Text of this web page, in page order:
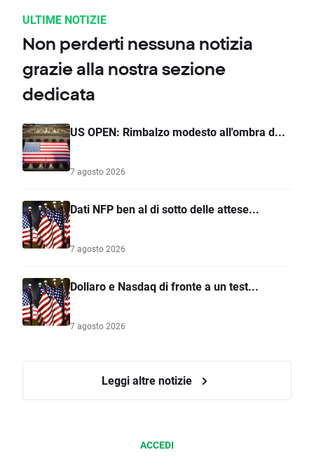
ULTIME NOTIZIE
Non perderti nessuna notizia
grazie alla nostra sezione
dedicata
US OPEN: Rimbalzo modesto all'ombra d...
7 agosto 2026
Dati NFP ben al di sotto delle attese...
7 agosto 2026
Dollaro e Nasdaq di fronte a un test...
7 agosto 2026
Leggi altre notizie
ACCEDI